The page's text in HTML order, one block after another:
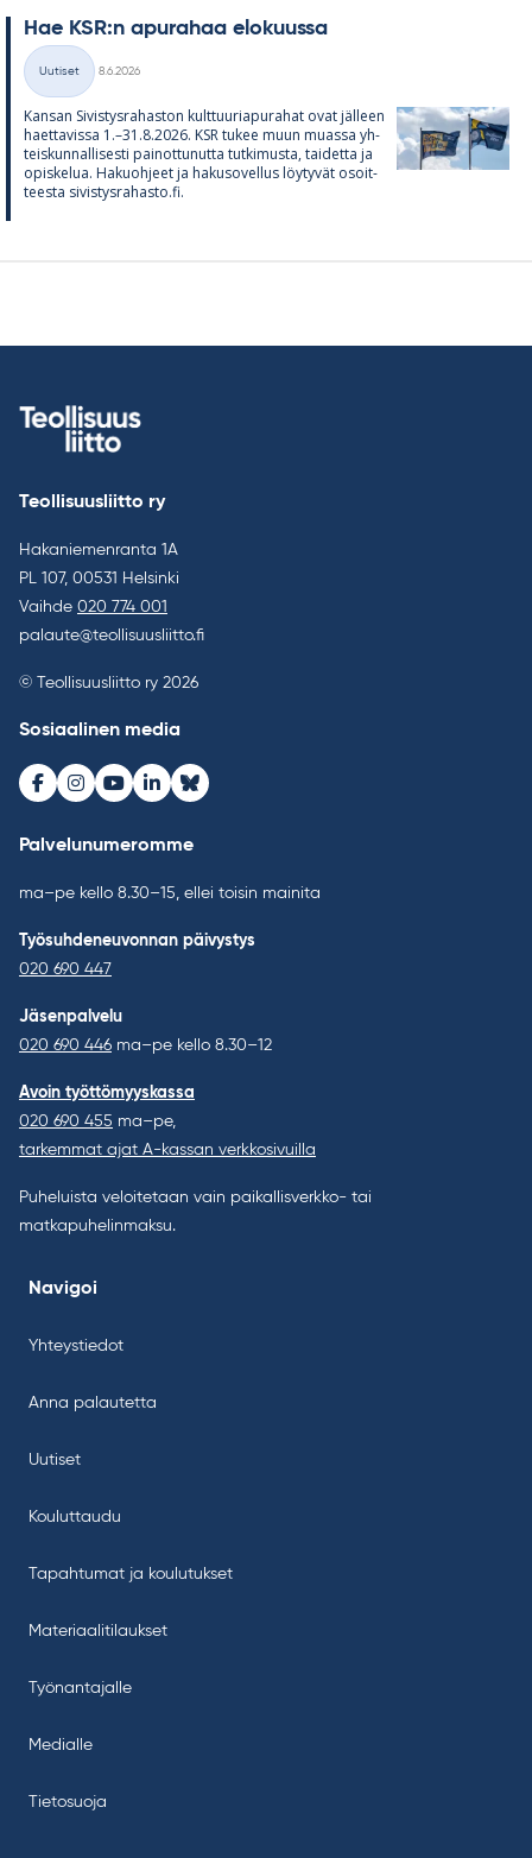
Hae KSR:n apu­ra­haa elo­kuussa
Kategoriat
Uutiset
8.6.2026
Kan­san Si­vis­tys­ra­has­ton kult­tuu­ria­pu­ra­hat ovat jäl­leen
haet­ta­vissa 1.–31.8.2026. KSR tu­kee muun muassa yh­
teis­kun­nal­li­sesti pai­not­tu­nutta tut­ki­musta, tai­detta ja
opis­ke­lua. Ha­kuoh­jeet ja ha­kuso­vel­lus löy­ty­vät osoit­
teesta si­vis­tys­ra­hasto.fi.
Teollisuusliitto ry
Hakaniemenranta 1A
PL 107, 00531 Helsinki
Vaihde 020 774 001
palaute@teollisuusliitto.fi
© Teollisuusliitto ry 2026
Sosiaalinen media
Facebook
Instagram
Youtube
LinkedInBluesky
Palvelunumeromme
ma–pe kello 8.30–15, ellei toisin mainita
Työsuhdeneuvonnan päivystys
020 690 447
Jäsenpalvelu
020 690 446 ma–pe kello 8.30–12
Avoin työttömyyskassa
020 690 455 ma–pe,
tarkemmat ajat A-kassan verkkosivuilla
Puheluista veloitetaan vain paikallisverkko- tai
matkapuhelinmaksu.
Navigoi
Yhteystiedot
Anna palautetta
Uutiset
Kouluttaudu
Tapahtumat ja koulutukset
Materiaalitilaukset
Työnantajalle
Medialle
Tietosuoja